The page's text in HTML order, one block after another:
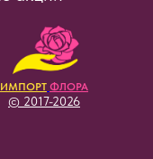
ИМПОРТ ФЛОРА
© 2017-2026